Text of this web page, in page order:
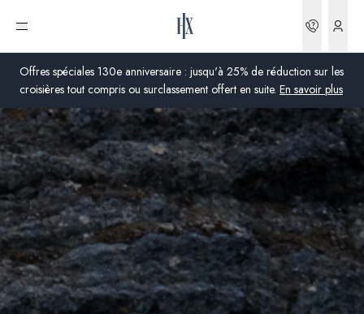
Offres spéciales 130e anniversaire : jusqu'à 25% de réduction sur les
croisières tout compris ou surclassement offert en suite. En savoir plus
Ouvrir le menu
Australie
Royaume-Uni
États-Unis
Allemagne
Global